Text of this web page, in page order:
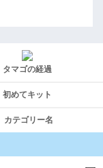
タマゴの経過
初めてキット
カテゴリー名